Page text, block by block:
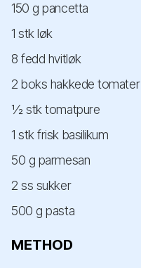
150 g pancetta
1 stk løk
8 fedd hvitløk
2 boks hakkede tomater
½ stk tomatpure
1 stk frisk basilikum
50 g parmesan
2 ss sukker
500 g pasta
METHOD